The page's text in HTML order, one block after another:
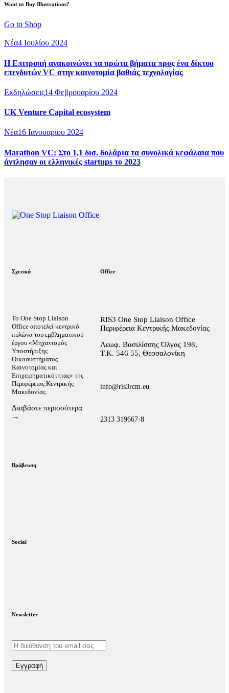
Want to Buy Illustrations?
Go to Shop
Νέα4 Ιουλίου 2024
Η Επιτροπή ανακοινώνει τα πρώτα βήματα προς ένα δίκτυο
επενδυτών VC στην καινοτομία βαθιάς τεχνολογίας
Εκδηλώσεις14 Φεβρουαρίου 2024
UK Venture Capital ecosystem
Νέα16 Ιανουαρίου 2024
Marathon VC: Στο 1,1 δισ. δολάρια τα συνολικά κεφάλαια που
άντλησαν οι ελληνικές startups το 2023
Σχετικά
Το One Stop Liaison
Office αποτελεί κεντρικό
πυλώνα του εμβληματικού
έργου «Μηχανισμός
Υποστήριξης
Οικοσυστήματος
Καινοτομίας και
Επιχειρηματικότητας» της
Περιφέρειας Κεντρικής
Μακεδονίας.
Διαβάστε περισσότερα
→
Βράβευση
Office
RIS3 One Stop Liaison Office
Περιφέρεια Κεντρικής Μακεδονίας
Λεωφ. Βασιλίσσης Όλγας 198,
Τ.Κ. 546 55, Θεσσαλονίκη
info@ris3rcm.eu
2313 319667-8
Social
Newsletter
Εγγραφή